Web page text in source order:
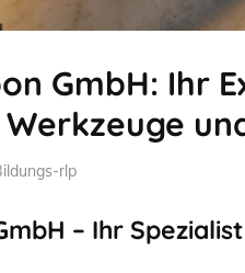
GmbH: Ihr
rlp
– Ihr